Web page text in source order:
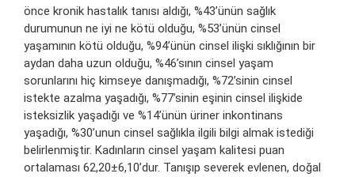
önce kronik hastalık tanısı aldığı, %43’ünün sağlık
durumunun ne iyi ne kötü olduğu, %53’ünün cinsel
yaşamının kötü olduğu, %94’ünün cinsel ilişki sıklığının bir
aydan daha uzun olduğu, %46’sının cinsel yaşam
sorunlarını hiç kimseye danışmadığı, %72’sinin cinsel
istekte azalma yaşadığı, %77’sinin eşinin cinsel ilişkide
isteksizlik yaşadığı ve %14’ünün üriner inkontinans
yaşadığı, %30’unun cinsel sağlıkla ilgili bilgi almak istediği
belirlenmiştir. Kadınların cinsel yaşam kalitesi puan
ortalaması 62,20±6,10’dur. Tanışıp severek evlenen, doğal